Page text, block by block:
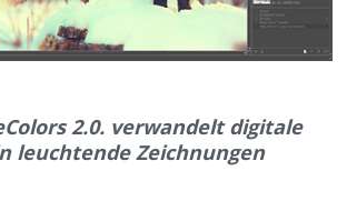
2.0. verwandelt digitale
leuchtende Zeichnungen